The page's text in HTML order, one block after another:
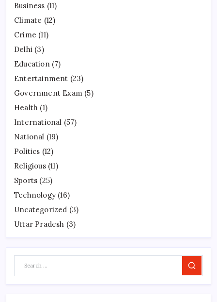
Business (11)
Climate (12)
Crime (11)
Delhi (3)
Education (7)
Entertainment (23)
Government Exam (5)
Health (1)
International (57)
National (19)
Politics (12)
Religious(11)
Sports (25)
Technology (16)
Uncategorized (3)
Uttar Pradesh (3)
Search